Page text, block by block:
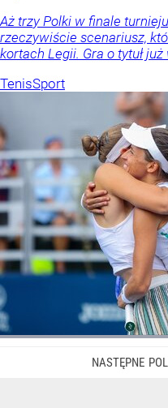
Aż trzy Polki w finale
rzeczywiście scenariusz,
kortach Legii. Gra o tytuł
TenisSport